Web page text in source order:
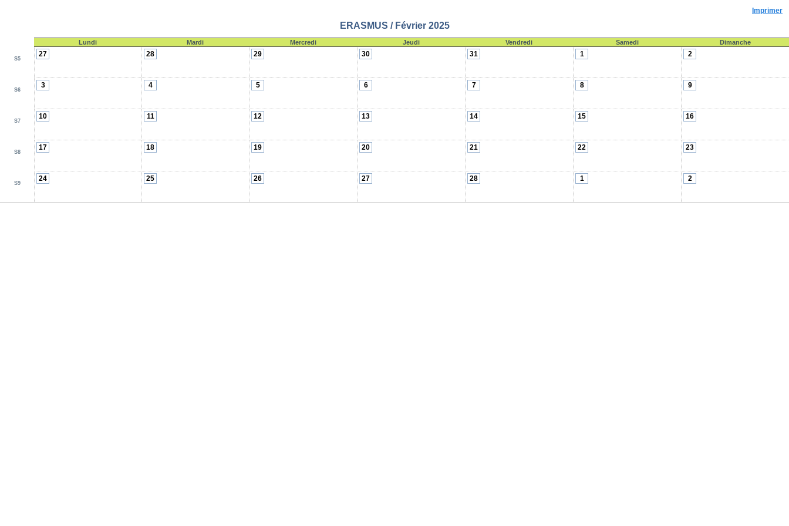
Imprimer
ERASMUS / Février 2025
Lundi Mardi Mercredi Jeudi Vendredi Samedi Dimanche
S5
27 28 29 30 31 1 2
S6
3 4 5 6 7 8 9
S7
10 11 12 13 14 15 16
S8
17 18 19 20 21 22 23
S9
24 25 26 27 28 1 2